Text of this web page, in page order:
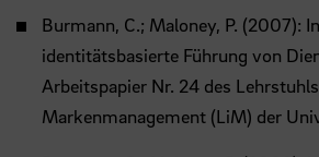
Burmann, C.; Maloney, P. (2007):
identitätsbasierte Führung von
Arbeitspapier Nr. 24 des
Markenmanagement (LiM) der